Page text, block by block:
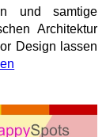
und samtige
Architektur
Design lassen